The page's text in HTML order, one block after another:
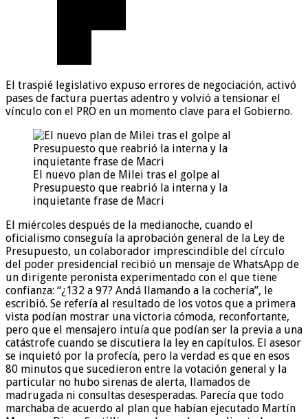
El traspié legislativo expuso errores de negociación, activó
pases de factura puertas adentro y volvió a tensionar el
vínculo con el PRO en un momento clave para el Gobierno.
El nuevo plan de Milei tras el golpe al
Presupuesto que reabrió la interna y la
inquietante frase de Macri
El miércoles después de la medianoche, cuando el
oficialismo conseguía la aprobación general de la Ley de
Presupuesto, un colaborador imprescindible del círculo
del poder presidencial recibió un mensaje de WhatsApp de
un dirigente peronista experimentado con el que tiene
confianza: “¿132 a 97? Andá llamando a la cochería”, le
escribió. Se refería al resultado de los votos que a primera
vista podían mostrar una victoria cómoda, reconfortante,
pero que el mensajero intuía que podían ser la previa a una
catástrofe cuando se discutiera la ley en capítulos. El asesor
se inquietó por la profecía, pero la verdad es que en esos
80 minutos que sucedieron entre la votación general y la
particular no hubo sirenas de alerta, llamados de
madrugada ni consultas desesperadas. Parecía que todo
marchaba de acuerdo al plan que habían ejecutado Martín